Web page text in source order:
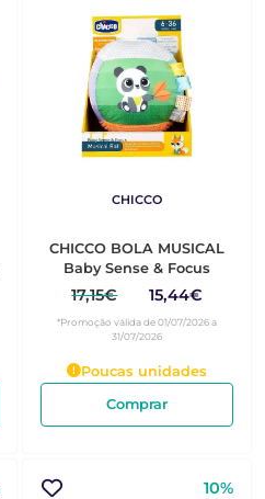
CHICCO
CHICCO BOLA MUSICAL
Baby Sense & Focus
17,15€ 15,44€
*Promoção válida de 01/07/2026 a
31/07/2026
Poucas unidades
Comprar
10%